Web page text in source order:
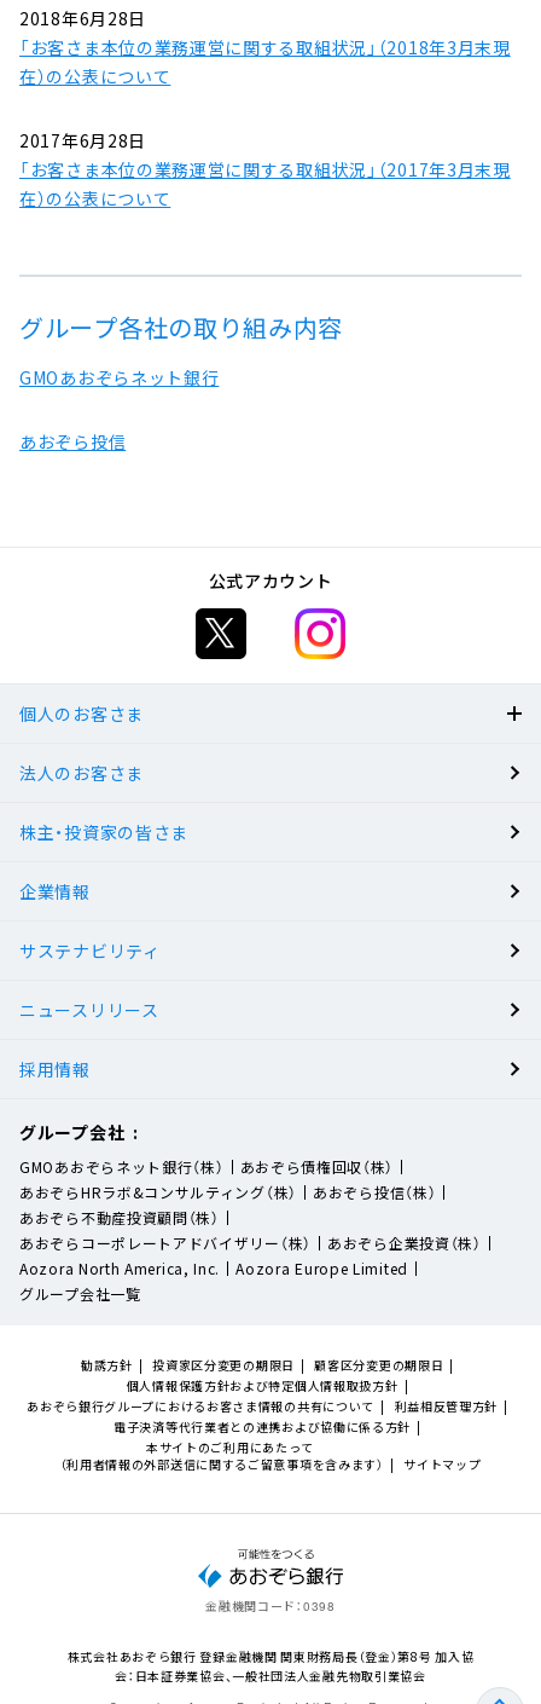
2018年6月28日
「お客さま本位の業務運営に関する取組状況」（2018年3月末現
在）の公表について
2017年6月28日
「お客さま本位の業務運営に関する取組状況」（2017年3月末現
在）の公表について
グループ各社の取り組み内容
GMOあおぞらネット銀行
あおぞら投信
公式アカウント
個人のお客さま
BANK
有人店舗
法人のお客さま
株主・投資家の皆さま
企業情報
サステナビリティ
ニュースリリース
採用情報
グループ会社
GMOあおぞらネット銀行（株）
あおぞら債権回収（株）
あおぞらHRラボ&コンサルティング（株）
あおぞら投信（株）
あおぞら不動産投資顧問（株）
あおぞらコーポレートアドバイザリー（株）
あおぞら企業投資（株）
Aozora North America, Inc.
Aozora Europe Limited
グループ会社一覧
勧誘方針 投資家区分変更の期限日
顧客区分変更の期限日
個人情報保護方針および特定個人情報取扱方針
あおぞら銀行グループにおけるお客さま情報の共有について
利益相反管理方針
電子決済等代行業者との連携および協働に係る方針
本サイトのご利用にあたって
（利用者情報の外部送信に関するご留意事項を含みます）
サイトマップ
金融機関コード： 0398
株式会社あおぞら銀行 登録金融機関 関東財務局長（登金）第8号 加入協
会：日本証券業協会、一般社団法人金融先物取引業協会